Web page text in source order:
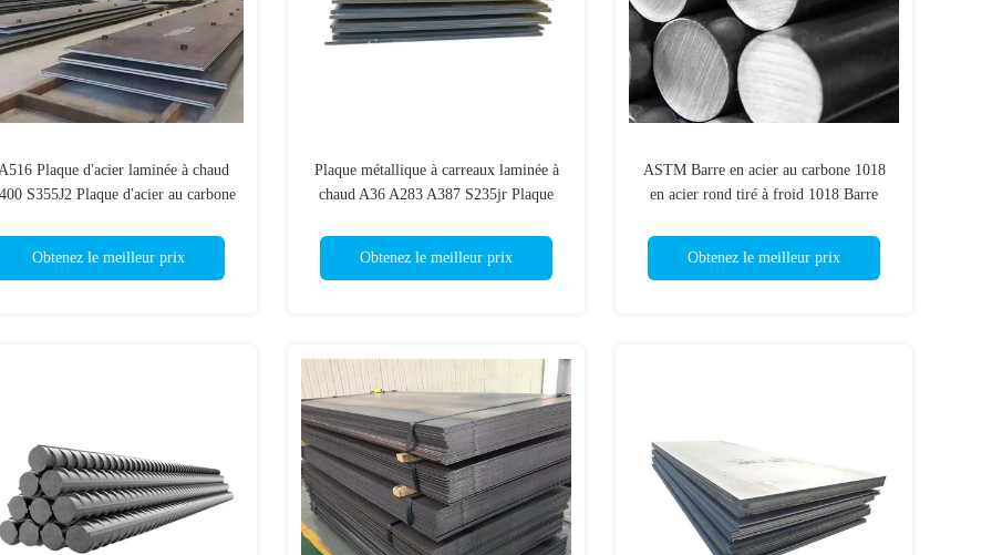
Plaque d'acier laminée à chaud
S355J2 Plaque d'acier au carbone
Obtenez le meilleur prix
Plaque métallique à carreaux laminée à
chaud A36 A283 A387 S235jr Plaque
Obtenez le meilleur prix
ASTM Barre en acier au carbone 1018
en acier rond tiré à froid 1018 Barre
Obtenez le meilleur prix